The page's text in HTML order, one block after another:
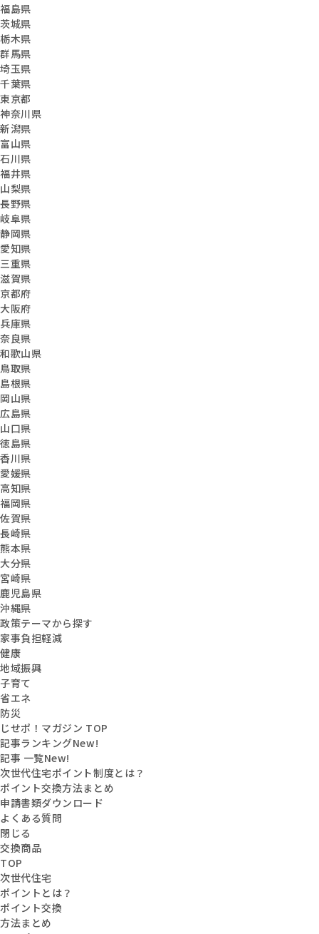
福島県
茨城県
栃木県
群馬県
埼玉県
千葉県
東京都
神奈川県
新潟県
富山県
石川県
福井県
山梨県
長野県
岐阜県
静岡県
愛知県
三重県
滋賀県
京都府
大阪府
兵庫県
奈良県
和歌山県
鳥取県
島根県
岡山県
広島県
山口県
徳島県
香川県
愛媛県
高知県
福岡県
佐賀県
長崎県
熊本県
大分県
宮崎県
鹿児島県
沖縄県
政策テーマから探す
家事負担軽減
健康
地域振興
子育て
省エネ
防災
じせポ！マガジン TOP
記事ランキングNew!
記事 一覧New!
次世代住宅ポイント制度とは？
ポイント交換方法まとめ
申請書類ダウンロード
よくある質問
閉じる
交換商品
TOP
次世代住宅
ポイントとは？
ポイント交換
方法まとめ